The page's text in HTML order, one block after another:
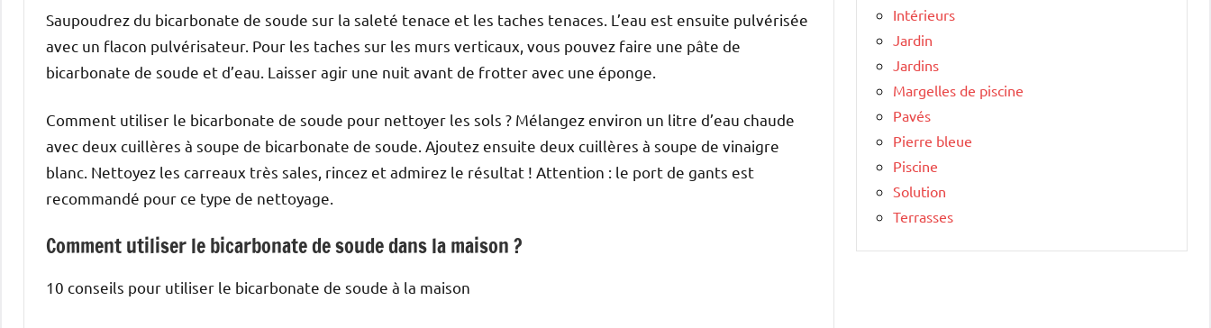
Saupoudrez du bicarbonate de soude sur la saleté tenace et les taches tenaces. L’eau est ensuite pulvérisée
avec un flacon pulvérisateur. Pour les taches sur les murs verticaux, vous pouvez faire une pâte de
bicarbonate de soude et d’eau. Laisser agir une nuit avant de frotter avec une éponge.
Comment utiliser le bicarbonate de soude pour nettoyer les sols ? Mélangez environ un litre d’eau chaude
avec deux cuillères à soupe de bicarbonate de soude. Ajoutez ensuite deux cuillères à soupe de vinaigre
blanc. Nettoyez les carreaux très sales, rincez et admirez le résultat ! Attention : le port de gants est
recommandé pour ce type de nettoyage.
Comment utiliser le bicarbonate de soude dans la maison ?
10 conseils pour utiliser le bicarbonate de soude à la maison
Intérieurs
Jardin
Jardins
Margelles de piscine
Pavés
Pierre bleue
Piscine
Solution
Terrasses